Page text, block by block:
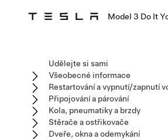
Model 3 Do It
Udělejte si sami
Všeobecné informace
Restartování a vypnutí/zapnutí
Připojování a párování
Kola, pneumatiky a brzdy
Stěrače a ostřikovače
Dveře, okna a odemykání